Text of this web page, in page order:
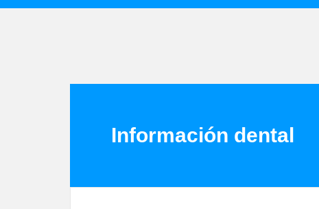
Información dental